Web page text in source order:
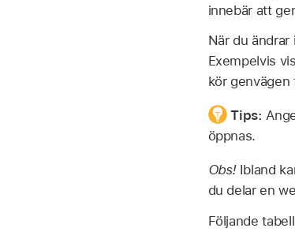
innebär att
När du
Exempelvis
kör genvägen
Tips:
öppnas.
Obs! Ibland
du delar en
Följande